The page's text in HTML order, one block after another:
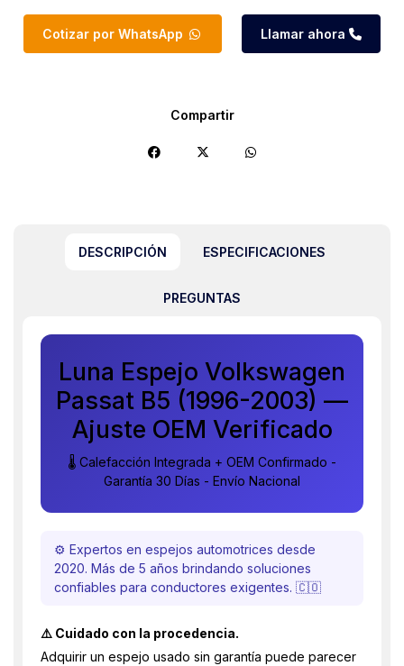
Cotizar por WhatsApp Llamar ahora
Compartir
DESCRIPCIÓN ESPECIFICACIONES
PREGUNTAS
Luna Espejo Volkswagen
Passat B5 (1996-2003) —
Ajuste OEM Verificado
🌡️ Calefacción Integrada + OEM Confirmado -
Garantía 30 Días - Envío Nacional
⚙️ Expertos en espejos automotrices desde
2020. Más de 5 años brindando soluciones
confiables para conductores exigentes. 🇨🇴
⚠️ Cuidado con la procedencia.
Adquirir un espejo usado sin garantía puede parecer